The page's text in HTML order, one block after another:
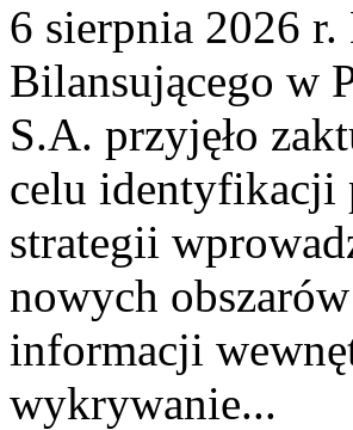
6 sierpnia 2026
Bilansującego w
S.A. przyjęło
celu identyfikacji
strategii
nowych
informacji
wykrywanie...